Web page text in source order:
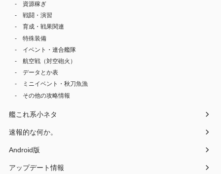
資源稼ぎ
戦闘・演習
育成・戦果関連
特殊装備
イベント・連合艦隊
航空戦（対空砲火）
データとか表
ミニイベント・秋刀魚漁
その他の攻略情報
艦これ系小ネタ
速報的な何か。
Android版
アップデート情報